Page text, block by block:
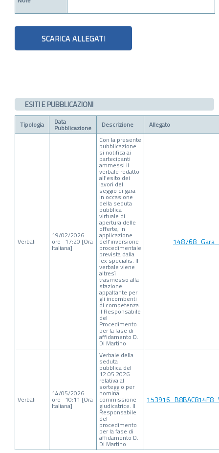
ESITI E PUBBLICAZIONI
Tipologia Data
Pubblicazione Descrizione Allegato
Verbali
19/02/2026
ore 17:20 [Ora
Italiana]
Con la presente
pubblicazione
si notifica ai
partecipanti
ammessi il
verbale redatto
all'esito dei
lavori del
seggio di gara
in occasione
della seduta
pubblica
virtuale di
apertura delle
offerte, in
applicazione
dell'inversione
procedimentale
prevista dalla
lex specialis. Il
verbale viene
altresì
trasmesso alla
stazione
appaltante per
gli incombenti
di competenza.
Il Responsabile
del
Procedimento
per la fase di
affidamento D.
Di Martino
Verbali
14/05/2026
ore 10:11 [Ora
Italiana]
Verbale della
seduta
pubblica del
12.05.2026
relativa al
sorteggio per
nomina
commissione
giudicatrice. Il
Responsabile
del
procedimento
per la fase di
affidamento D.
Di Martino